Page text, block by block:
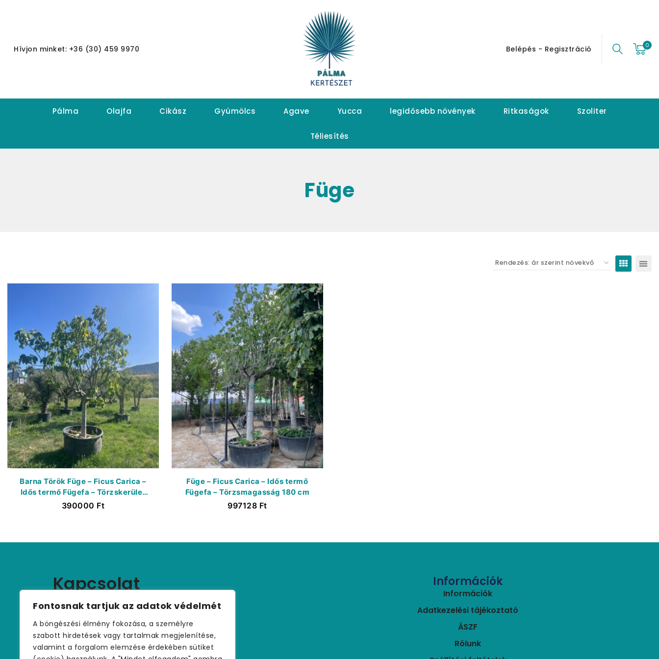
Fontosnak tartjuk az adatok védelmét
A böngészési élmény fokozása, a személyre
szabott hirdetések vagy tartalmak megjelenítése,
valamint a forgalom elemzése érdekében sütiket
Hívjon minket: +36 (30) 459 9970 Belépés - Regisztráció 0
Pálma Olajfa Cikász Gyümölcs Agave Yucca legidősebb növények Ritkaságok Szoliter
Téliesítés
Füge
Barna Török Füge – Ficus Carica –
Idős termő Fügefa – Törzskerület
40/50 Cm – K600 Liter
390000 Ft
Füge – Ficus Carica – Idős termő
Fügefa – Törzsmagasság 180 cm
997128 Ft
Kapcsolat
palmakerteszet@gmail.com
Információk
Információk
Adatkezelési tájékoztató
ÁSZF
Rólunk